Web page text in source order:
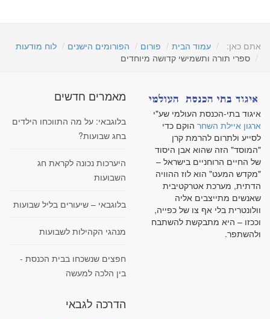
אתם כאן: עמוד הבית פורום הפורומים הישנים
לוח מודעות
ספרי תורה ותשמישי קדושה מיוחדים
איגוד בתי-הכנסת העולמי שע"י
ארגון איילת השחר הוקם כדי
לסייע ולתרום להרמת קרן
"המוסד" הזה שהוא אבן היסוד
של החיים הרוחניים בישראל –
"מקדש המעט" הוא לוז ההוויה
הדתית, מערכת אטרקטיבית
שאנשים מתייצבים אליה
וולונטרית בלי אף צו של כפייה,
וככזו – היא מתבקשת להשתבח
ולהשתפר.
מאמרים חדשים
בלוגבאי: על מה התווכחו הילדים
בחג שבועות?
היערכות נכונה לקראת חג
השבועות
בלוגבאי – שיעורים בליל שבועות
מנהגי הקהילות לשבועות
חפצים שנשכחו בבית הכנסת -
בין הלכה למעשה
הדרכה לגבאי